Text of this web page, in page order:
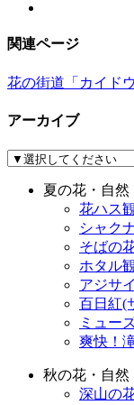
関連ページ
花の街道「カイド
アーカイブ
夏の花・自然
花ハス
シャク
そばの
ホタル
アジサイ
百日紅(
ミュー
爽快！
秋の花・自然
深山の